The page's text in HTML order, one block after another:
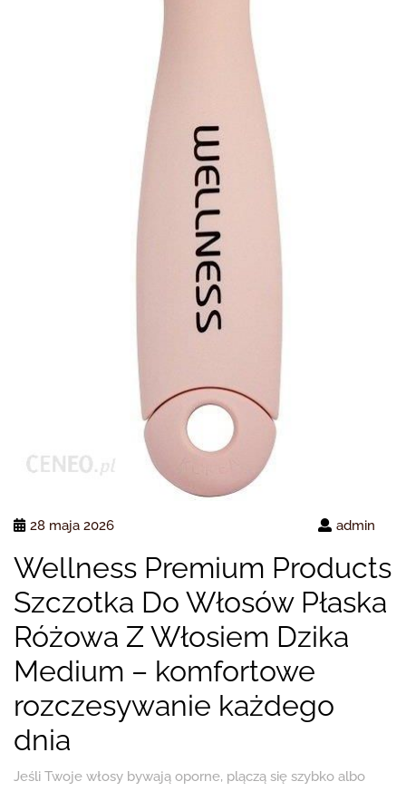
28 maja 2026 admin
Wellness Premium Products
Szczotka Do Włosów Płaska
Różowa Z Włosiem Dzika
Medium – komfortowe
rozczesywanie każdego
dnia
Jeśli Twoje włosy bywają oporne, plączą się szybko albo